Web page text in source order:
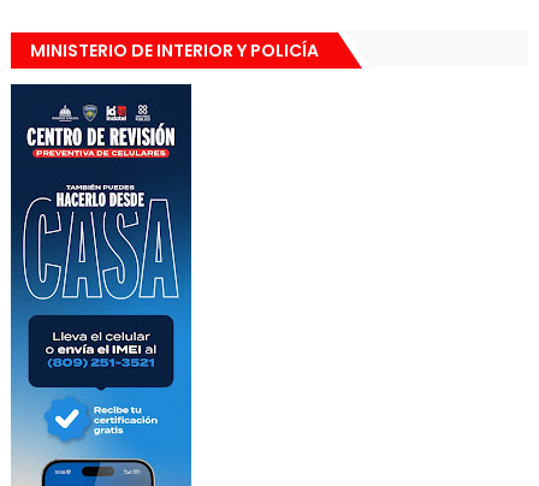
MINISTERIO DE INTERIOR Y POLICÍA